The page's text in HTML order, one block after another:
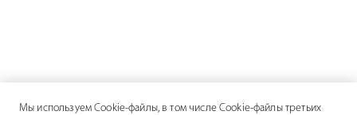
Мы используем Cookie-файлы, в том числе Cookie-файлы третьих